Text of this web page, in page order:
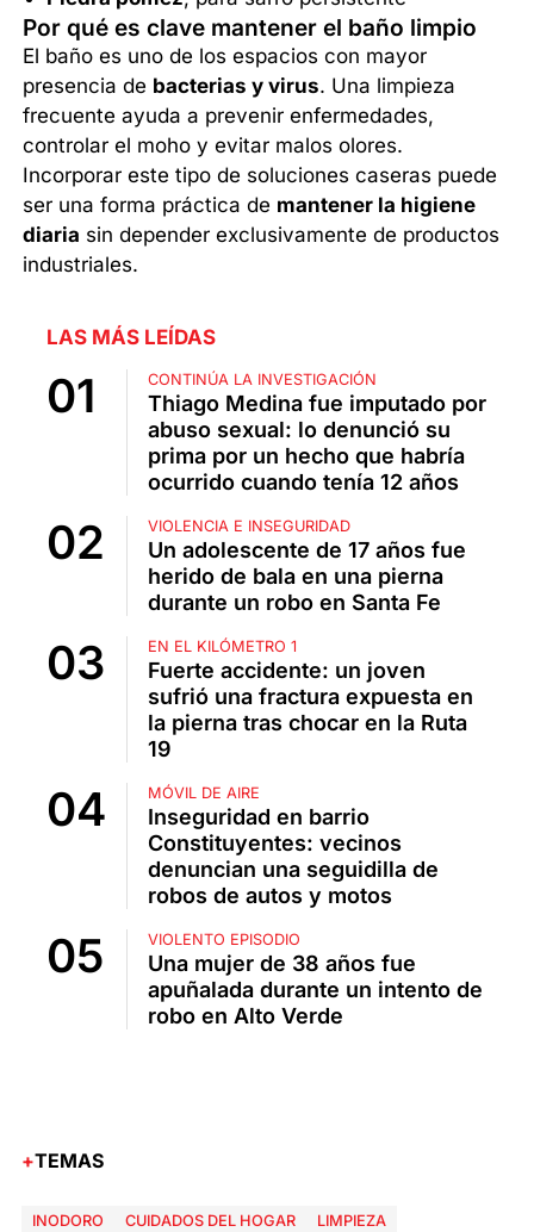
Por qué es clave mantener el baño limpio
El baño es uno de los espacios con mayor
presencia de bacterias y virus. Una limpieza
frecuente ayuda a prevenir enfermedades,
controlar el moho y evitar malos olores.
Incorporar este tipo de soluciones caseras puede
ser una forma práctica de mantener la higiene
diaria sin depender exclusivamente de productos
industriales.
LAS MÁS LEÍDAS
CONTINÚA LA INVESTIGACIÓN
Thiago Medina fue imputado por
abuso sexual: lo denunció su
prima por un hecho que habría
ocurrido cuando tenía 12 años
VIOLENCIA E INSEGURIDAD
Un adolescente de 17 años fue
herido de bala en una pierna
durante un robo en Santa Fe
EN EL KILÓMETRO 1
Fuerte accidente: un joven
sufrió una fractura expuesta en
la pierna tras chocar en la Ruta
19
MÓVIL DE AIRE
Inseguridad en barrio
Constituyentes: vecinos
denuncian una seguidilla de
robos de autos y motos
VIOLENTO EPISODIO
Una mujer de 38 años fue
apuñalada durante un intento de
robo en Alto Verde
TEMAS
INODORO CUIDADOS DEL HOGAR LIMPIEZA